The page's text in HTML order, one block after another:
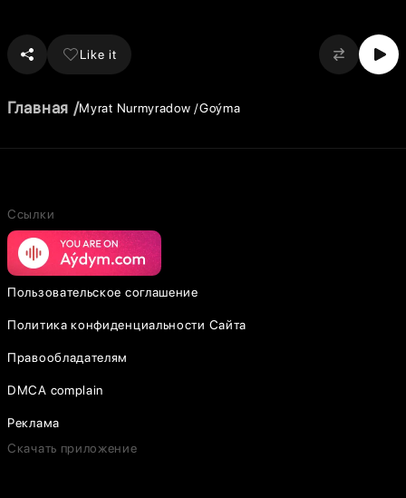
Like it
Главная Myrat Nurmyradow Goýma
Ссылки
Пользовательское соглашение
Политика конфиденциальности Сайта
Правообладателям
DMCA complain
Реклама
Скачать приложение